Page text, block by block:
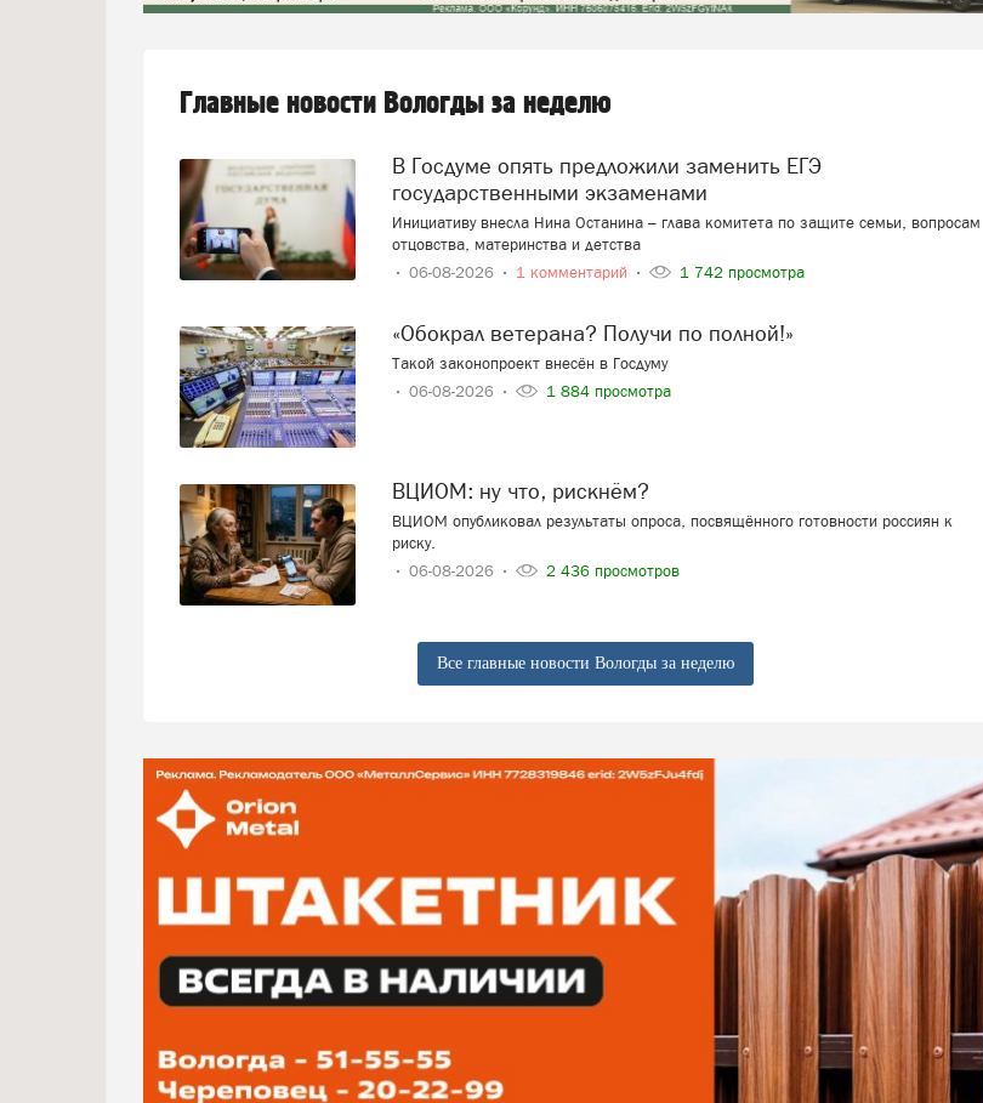
Главные новости Вологды за неделю
В Госдуме опять предложили заменить ЕГЭ
государственными экзаменами
Инициативу внесла Нина Останина – глава комитета по защите семьи, вопросам
отцовства, материнства и детства
06-08-2026
1 комментарий 1 742 просмотра
«Обокрал ветерана? Получи по полной!»
Такой законопроект внесён в Госдуму
06-08-2026
1 884 просмотра
ВЦИОМ: ну что, рискнём?
ВЦИОМ опубликовал результаты опроса, посвящённого готовности россиян к
риску.
06-08-2026
2 436 просмотров
Все главные новости Вологды за неделю